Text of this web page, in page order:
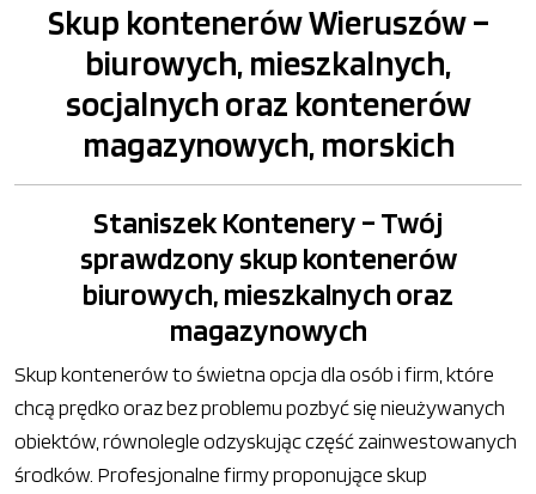
Skup kontenerów Wieruszów –
biurowych, mieszkalnych,
socjalnych oraz kontenerów
magazynowych, morskich
Staniszek Kontenery – Twój
sprawdzony skup kontenerów
biurowych, mieszkalnych oraz
magazynowych
Skup kontenerów to świetna opcja dla osób i firm, które
chcą prędko oraz bez problemu pozbyć się nieużywanych
obiektów, równolegle odzyskując część zainwestowanych
środków. Profesjonalne firmy proponujące skup